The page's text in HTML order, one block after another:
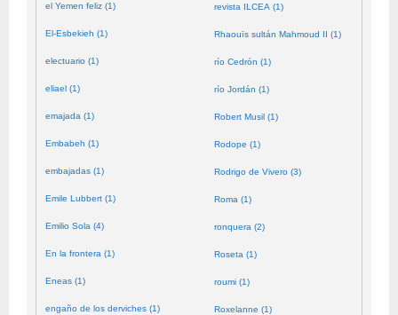
el Yemen feliz (1)
El-Esbekieh (1)
electuario (1)
eliael (1)
emajada (1)
Embabeh (1)
embajadas (1)
Emile Lubbert (1)
Emilio Sola (4)
En la frontera (1)
Eneas (1)
engaño de los derviches (1)
revista ILCEA (1)
Rhaouïs sultán Mahmoud II (1)
río Cedrón (1)
río Jordán (1)
Robert Musil (1)
Rodope (1)
Rodrigo de Vivero (3)
Roma (1)
ronquera (2)
Roseta (1)
roumi (1)
Roxelanne (1)